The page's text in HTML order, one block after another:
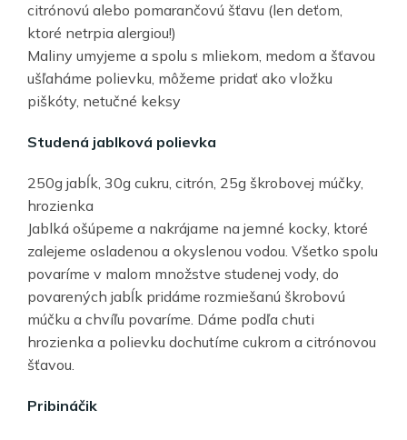
citrónovú alebo pomarančovú šťavu (len deťom,
ktoré netrpia alergiou!)
Maliny umyjeme a spolu s mliekom, medom a šťavou
ušľaháme polievku, môžeme pridať ako vložku
piškóty, netučné keksy
Studená jablková polievka
250g jabĺk, 30g cukru, citrón, 25g škrobovej múčky,
hrozienka
Jablká ošúpeme a nakrájame na jemné kocky, ktoré
zalejeme osladenou a okyslenou vodou. Všetko spolu
povaríme v malom množstve studenej vody, do
povarených jabĺk pridáme rozmiešanú škrobovú
múčku a chvíľu povaríme. Dáme podľa chuti
hrozienka a polievku dochutíme cukrom a citrónovou
šťavou.
Pribináčik